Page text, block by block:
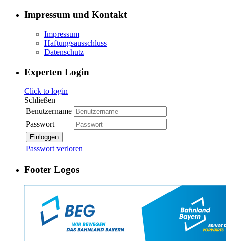
Impressum und Kontakt
Impressum
Haftungsausschluss
Datenschutz
Experten Login
Click to login
Schließen
Benutzername
Passwort
Einloggen
Passwort verloren
Footer Logos